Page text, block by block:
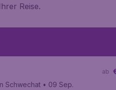
Reise.
ab
Schwechat • 09 Sep.